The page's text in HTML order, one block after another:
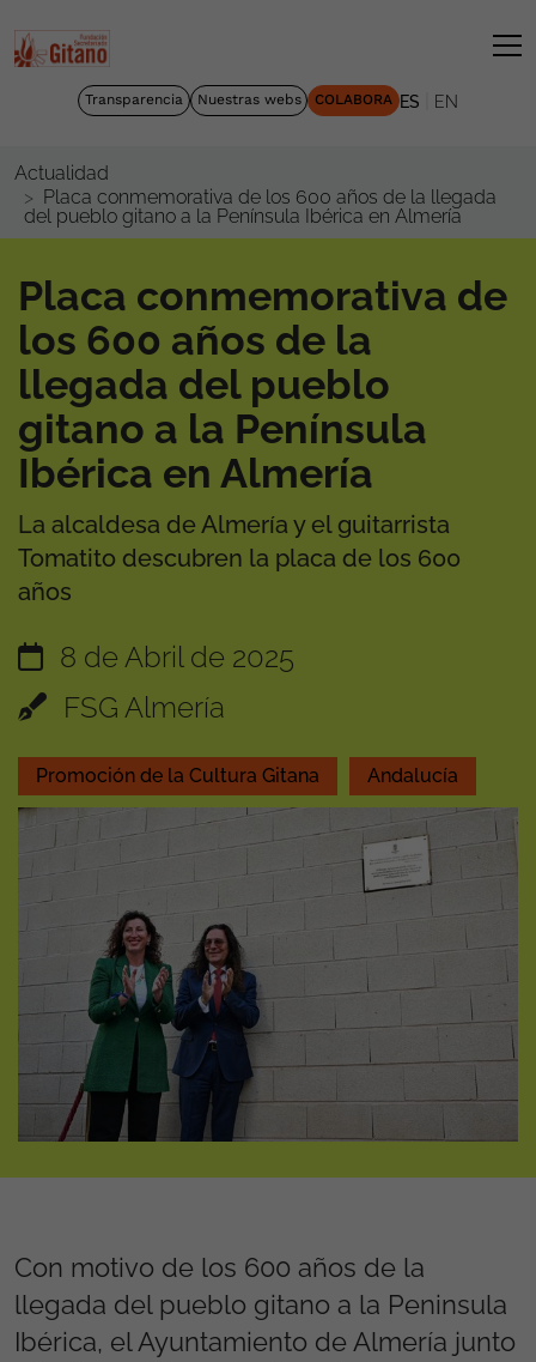
Transparencia Nuestras webs COLABORA ES EN
Actualidad
Placa conmemorativa de los 600 años de la llegada
del pueblo gitano a la Península Ibérica en Almería
Placa conmemorativa de
los 600 años de la
llegada del pueblo
gitano a la Península
Ibérica en Almería
La alcaldesa de Almería y el guitarrista
Tomatito descubren la placa de los 600
años
8 de Abril de 2025
FSG Almería
Promoción de la Cultura Gitana Andalucía
Con motivo de los 600 años de la
llegada del pueblo gitano a la Peninsula
Ibérica, el Ayuntamiento de Almería junto